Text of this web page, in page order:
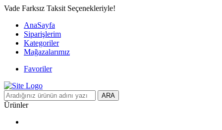
Vade Farksız Taksit Seçenekleriyle!
AnaSayfa
Siparişlerim
Kategoriler
Mağazalarımız
Favoriler
ARA
Ürünler